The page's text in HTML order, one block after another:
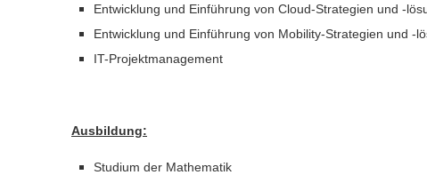
Entwicklung und Einführung von Cloud-Strategien und -
Entwicklung und Einführung von Mobility-Strategien und -
IT-Projektmanagement
Ausbildung:
Studium der Mathematik